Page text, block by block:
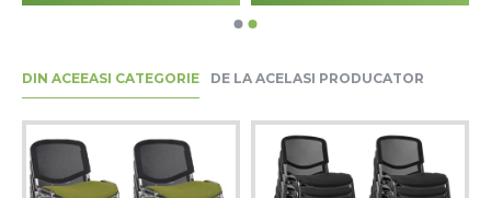
DIN ACEEASI CATEGORIE DE LA ACELASI PRODUCATOR